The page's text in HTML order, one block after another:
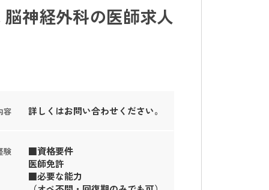
神経外科の医師求人
容 詳しくはお問い合わせください。
験
■資格要件
医師免許
■必要な能力